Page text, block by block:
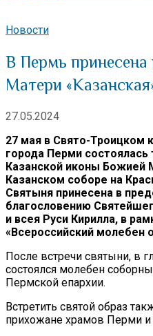
Новости
В Пермь принесена
Матери
27.05.2024
27 мая в Свято-Троицком
города Перми
Казанской иконы Божией
Казанском соборе на
Святыня принесена в
благословению
и всея Руси Кирилла, в
«Всероссийский молебен
После встречи святыни, в
состоялся молебен
Пермской епархии.
Встретить святой образ
прихожане храмов Перми и